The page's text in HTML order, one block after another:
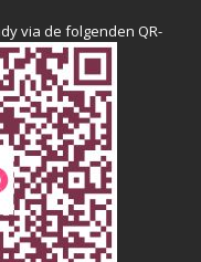
via de folgenden QR-